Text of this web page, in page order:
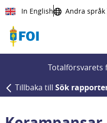
Till innehållet
In English Andra språk
Totalförsvarets
Tillbaka till Sök